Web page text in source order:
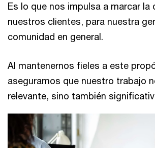
Es lo que nos impulsa a marcar la
nuestros clientes, para nuestra
comunidad en general.
Al mantenernos fieles a este
aseguramos que nuestro trabajo
relevante, sino también